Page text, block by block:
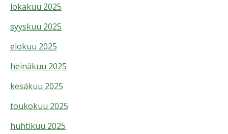
lokakuu 2025
syyskuu 2025
elokuu 2025
heinäkuu 2025
kesäkuu 2025
toukokuu 2025
huhtikuu 2025